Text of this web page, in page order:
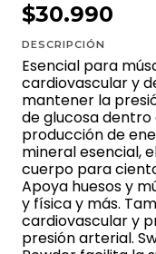
$30.990
DESCRIPCIÓN
Esencial para
cardiovascular y
mantener la
de glucosa
producción de
mineral esencial,
cuerpo para
Apoya huesos y
y física y más.
cardiovascular y
presión arterial.